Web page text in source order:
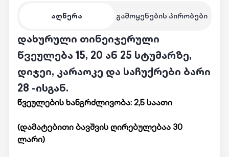
აღწერა გამოყენების პირობები
დახურული თინეიჯერული
წვეულება 15, 20 ან 25 სტუმარზე,
დიჯეი, კარაოკე და საჩუქრები ბარი
28 -ისგან.
წვეულების ხანგრძლივობა: 2,5 საათი
(დამატებითი ბავშვის ღირებულებაა 30
ლარი)